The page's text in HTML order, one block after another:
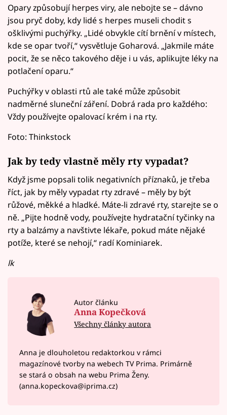
Opary způsobují herpes viry, ale nebojte se – dávno
jsou pryč doby, kdy lidé s herpes museli chodit s
ošklivými puchýřky. „Lidé obvykle cítí brnění v místech,
kde se opar tvoří,“ vysvětluje Goharová. „Jakmile máte
pocit, že se něco takového děje i u vás, aplikujte léky na
potlačení oparu.“
Puchýřky v oblasti rtů ale také může způsobit
nadměrné sluneční záření. Dobrá rada pro každého:
Vždy používejte opalovací krém i na rty.
Foto: Thinkstock
Jak by tedy vlastně měly rty vypadat?
Když jsme popsali tolik negativních příznaků, je třeba
říct, jak by měly vypadat rty zdravé – měly by být
růžové, měkké a hladké. Máte-li zdravé rty, starejte se o
ně. „Pijte hodně vody, používejte hydratační tyčinky na
rty a balzámy a navštivte lékaře, pokud máte nějaké
potíže, které se nehojí,“ radí Kominiarek.
lk
Autor článku
Anna Kopečková
Všechny články autora
Anna je dlouholetou redaktorkou v rámci
magazínové tvorby na webech TV Prima. Primárně
se stará o obsah na webu Prima Ženy.
(anna.kopeckova@iprima.cz)